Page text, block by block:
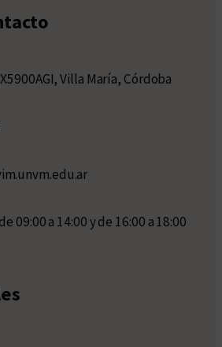
Villa María, Córdoba
09:00 a 14:00 y de 16:00 a 18:00